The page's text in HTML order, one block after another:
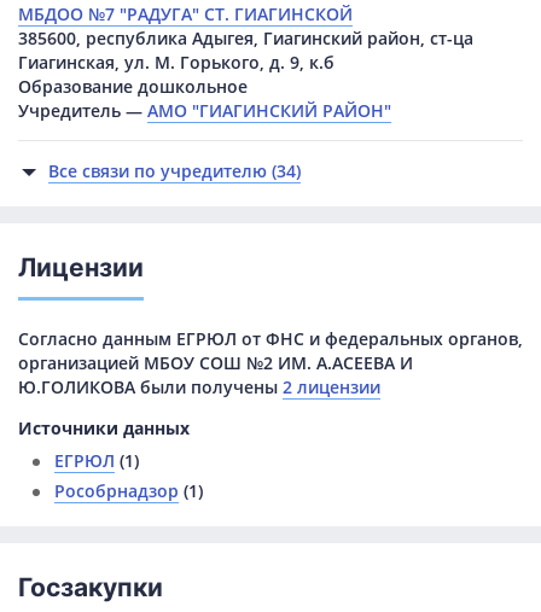
МБДОО №7 "РАДУГА" СТ. ГИАГИНСКОЙ
385600, республика Адыгея, Гиагинский район, ст-ца
Гиагинская, ул. М. Горького, д. 9, к.б
Образование дошкольное
Учредитель — АМО "ГИАГИНСКИЙ РАЙОН"
Все связи по учредителю (34)
Лицензии
Согласно данным ЕГРЮЛ от ФНС и федеральных органов,
организацией МБОУ СОШ №2 ИМ. А.АСЕЕВА И
Ю.ГОЛИКОВА были получены 2 лицензии
Источники данных
ЕГРЮЛ (1)
Рособрнадзор (1)
Госзакупки